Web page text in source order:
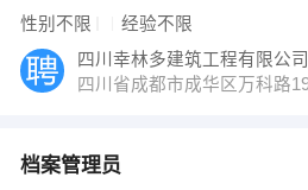
性别不限 经验不限
四川幸林多建筑工程有限公司
四川省成都市成华区万科路
档案管理员